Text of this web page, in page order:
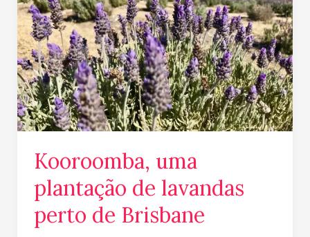
Kooroomba, uma
plantação de lavandas
perto de Brisbane
lavandas
perto
de
Brisbane